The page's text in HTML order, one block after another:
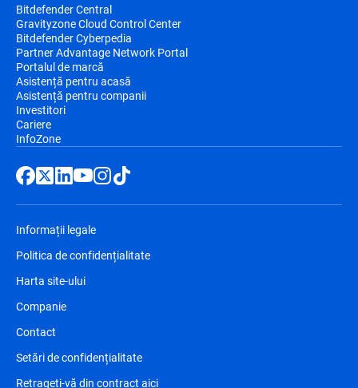
Bitdefender Central
Gravityzone Cloud Control Center
Bitdefender Cyberpedia
Partner Advantage Network Portal
Portalul de marcă
Asistență pentru acasă
Asistență pentru companii
Investitori
Cariere
InfoZone
Informații legale
Politica de confidențialitate
Harta site-ului
Companie
Contact
Setări de confidențialitate
Retrageți-vă din contract aici